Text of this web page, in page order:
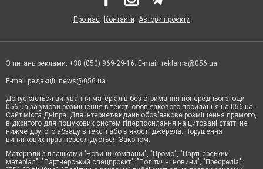
Про нас Контакти Автори проєкту
З питань реклами: +38 (050) 969-29-16. E-mail: reklama@056.ua
E-mail редакції: news@056.ua
Допускається цитування матеріалів без отримання попередньої згоди
056.ua за умови розміщення в тексті обов'язкового посилання на 056.ua -
Сайт міста Дніпра. Для інтернет-видань обов'язкове розміщення прямого,
відкритого для пошукових систем гіперпосилання на цитовані статті не
нижче другого абзацу в тексті або в якості джерела. Порушення
виняткових прав переслідується Законом.
Матеріали з плашками "Новини компаній", "Промо", "Партнерський
матеріал", "Партнерський спецпроєкт", "Політичні новини", "Пресреліз",